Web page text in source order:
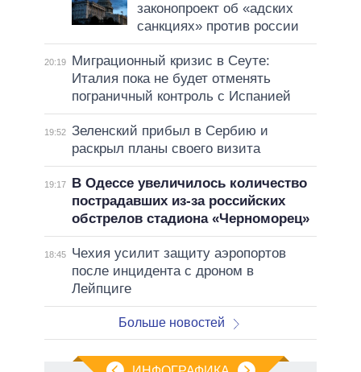
законопроект об «адских
санкциях» против россии
20:19
Миграционный кризис в Сеуте:
Италия пока не будет отменять
пограничный контроль с Испанией
19:52 Зеленский прибыл в Сербию и
раскрыл планы своего визита
19:17
В Одессе увеличилось количество
пострадавших из-за российских
обстрелов стадиона «Черноморец»
18:45
Чехия усилит защиту аэропортов
после инцидента с дроном в
Лейпциге
Больше новостей